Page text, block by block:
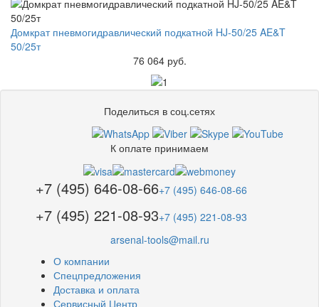
Домкрат пневмогидравлический подкатной HJ-50/25 AE&T
50/25т
76 064 руб.
Поделиться в соц.сетях
К оплате принимаем
+7 (495) 646-08-66+7 (495) 646-08-66
+7 (495) 221-08-93+7 (495) 221-08-93
arsenal-tools@mail.ru
О компании
Спецпредложения
Доставка и оплата
Сервисный Центр